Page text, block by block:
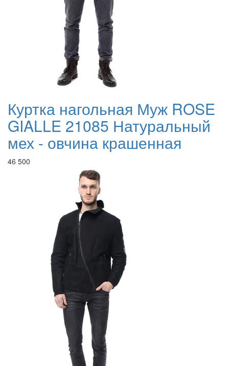
Куртка нагольная Муж ROSE
GIALLE 21085 Натуральный
мех - овчина крашенная
46 500